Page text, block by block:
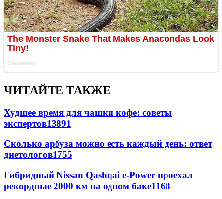
ЧИТАЙТЕ ТАКЖЕ
Худшее время для чашки кофе: советы
экспертов13891
Сколько арбуза можно есть каждый день: ответ
диетологов1755
Гибридный Nissan Qashqai e-Power проехал
рекордные 2000 км на одном баке1168